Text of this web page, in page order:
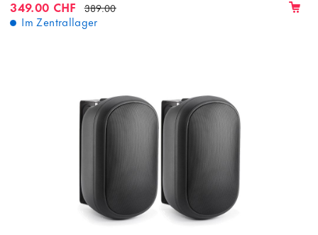
349.00 CHF 389.00
Im Zentrallager